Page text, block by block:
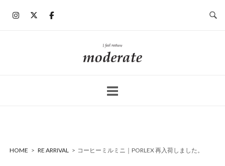
ホ
ー
HOME > RE ARRIVAL > コーヒーミルミニ｜PORLEX 再入荷しました。